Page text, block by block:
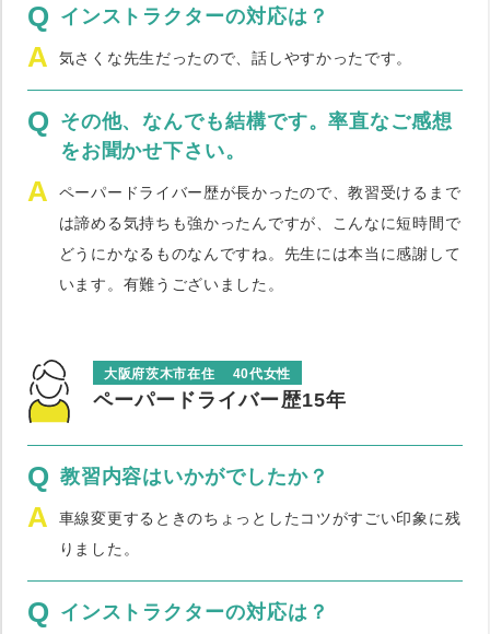
Q インストラクターの対応は？
A 気さくな先生だったので、話しやすかったです。
Q その他、なんでも結構です。率直なご感想
をお聞かせ下さい。
A
ペーパードライバー歴が長かったので、教習受けるまで
は諦める気持ちも強かったんですが、こんなに短時間で
どうにかなるものなんですね。先生には本当に感謝して
います。有難うございました。
大阪府茨木市在住 40代女性
ペーパードライバー歴15年
Q 教習内容はいかがでしたか？
A
車線変更するときのちょっとしたコツがすごい印象に残
りました。
Q インストラクターの対応は？